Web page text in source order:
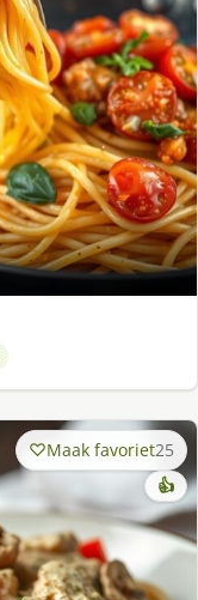
Maak favoriet25
👍